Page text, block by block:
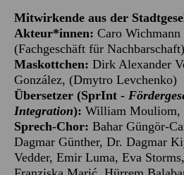
Mitwirkende aus der
Akteur*innen: Caro
(Fachgeschäft für
Maskottchen: Dirk Alexander
González, (Dmytro Levchenko)
Übersetzer (SprInt -
Integration): William Mouliom,
Sprech-Chor: Bahar Güngör-
Dagmar Günther, Dr. Dagmar
Vedder, Emir Luma, Eva